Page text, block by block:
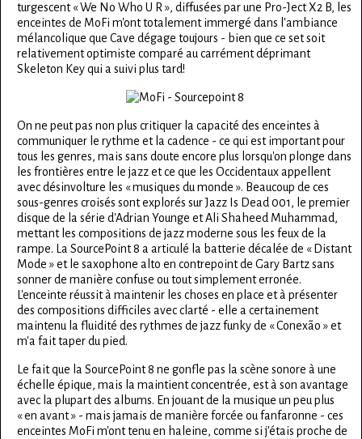
turgescent « We No Who U R », diffusées par une Pro-Ject X2 B, les
enceintes de MoFi m'ont totalement immergé dans l'ambiance
mélancolique que Cave dégage toujours - bien que ce set soit
relativement optimiste comparé au carrément déprimant
Skeleton Key qui a suivi plus tard!
On ne peut pas non plus critiquer la capacité des enceintes à
communiquer le rythme et la cadence - ce qui est important pour
tous les genres, mais sans doute encore plus lorsqu'on plonge dans
les frontières entre le jazz et ce que les Occidentaux appellent
avec désinvolture les « musiques du monde ». Beaucoup de ces
sous-genres croisés sont explorés sur Jazz Is Dead 001, le premier
disque de la série d'Adrian Younge et Ali Shaheed Muhammad,
mettant les compositions de jazz moderne sous les feux de la
rampe. La SourcePoint 8 a articulé la batterie décalée de « Distant
Mode » et le saxophone alto en contrepoint de Gary Bartz sans
sonner de manière confuse ou tout simplement erronée.
L'enceinte réussit à maintenir les choses en place et à présenter
des compositions difficiles avec clarté - elle a certainement
maintenu la fluidité des rythmes de jazz funky de « Conexão » et
m'a fait taper du pied.
Le fait que la SourcePoint 8 ne gonfle pas la scène sonore à une
échelle épique, mais la maintient concentrée, est à son avantage
avec la plupart des albums. En jouant de la musique un peu plus
« en avant » - mais jamais de manière forcée ou fanfaronne - ces
enceintes MoFi m'ont tenu en haleine, comme si j'étais proche de